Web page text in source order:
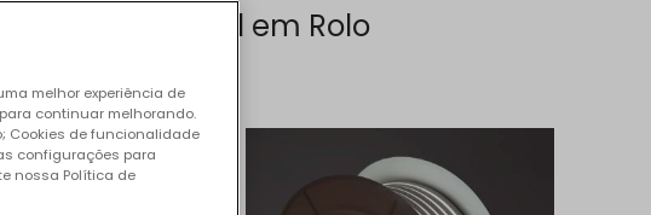
Néon LED Flexível em Rolo
melhor experiência de
continuar melhorando.
Cookies de funcionalidade
configurações para
nossa Política de